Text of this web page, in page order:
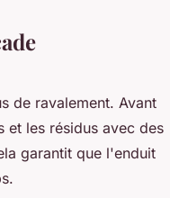
de ravalement. Avant
et les résidus avec des
garantit que l'enduit